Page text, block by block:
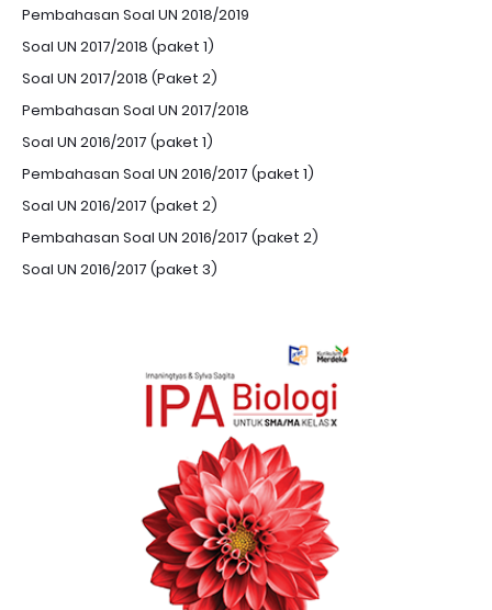
Pembahasan Soal UN 2018/2019
Soal UN 2017/2018 (paket 1)
Soal UN 2017/2018 (Paket 2)
Pembahasan Soal UN 2017/2018
Soal UN 2016/2017 (paket 1)
Pembahasan Soal UN 2016/2017 (paket 1)
Soal UN 2016/2017 (paket 2)
Pembahasan Soal UN 2016/2017 (paket 2)
Soal UN 2016/2017 (paket 3)